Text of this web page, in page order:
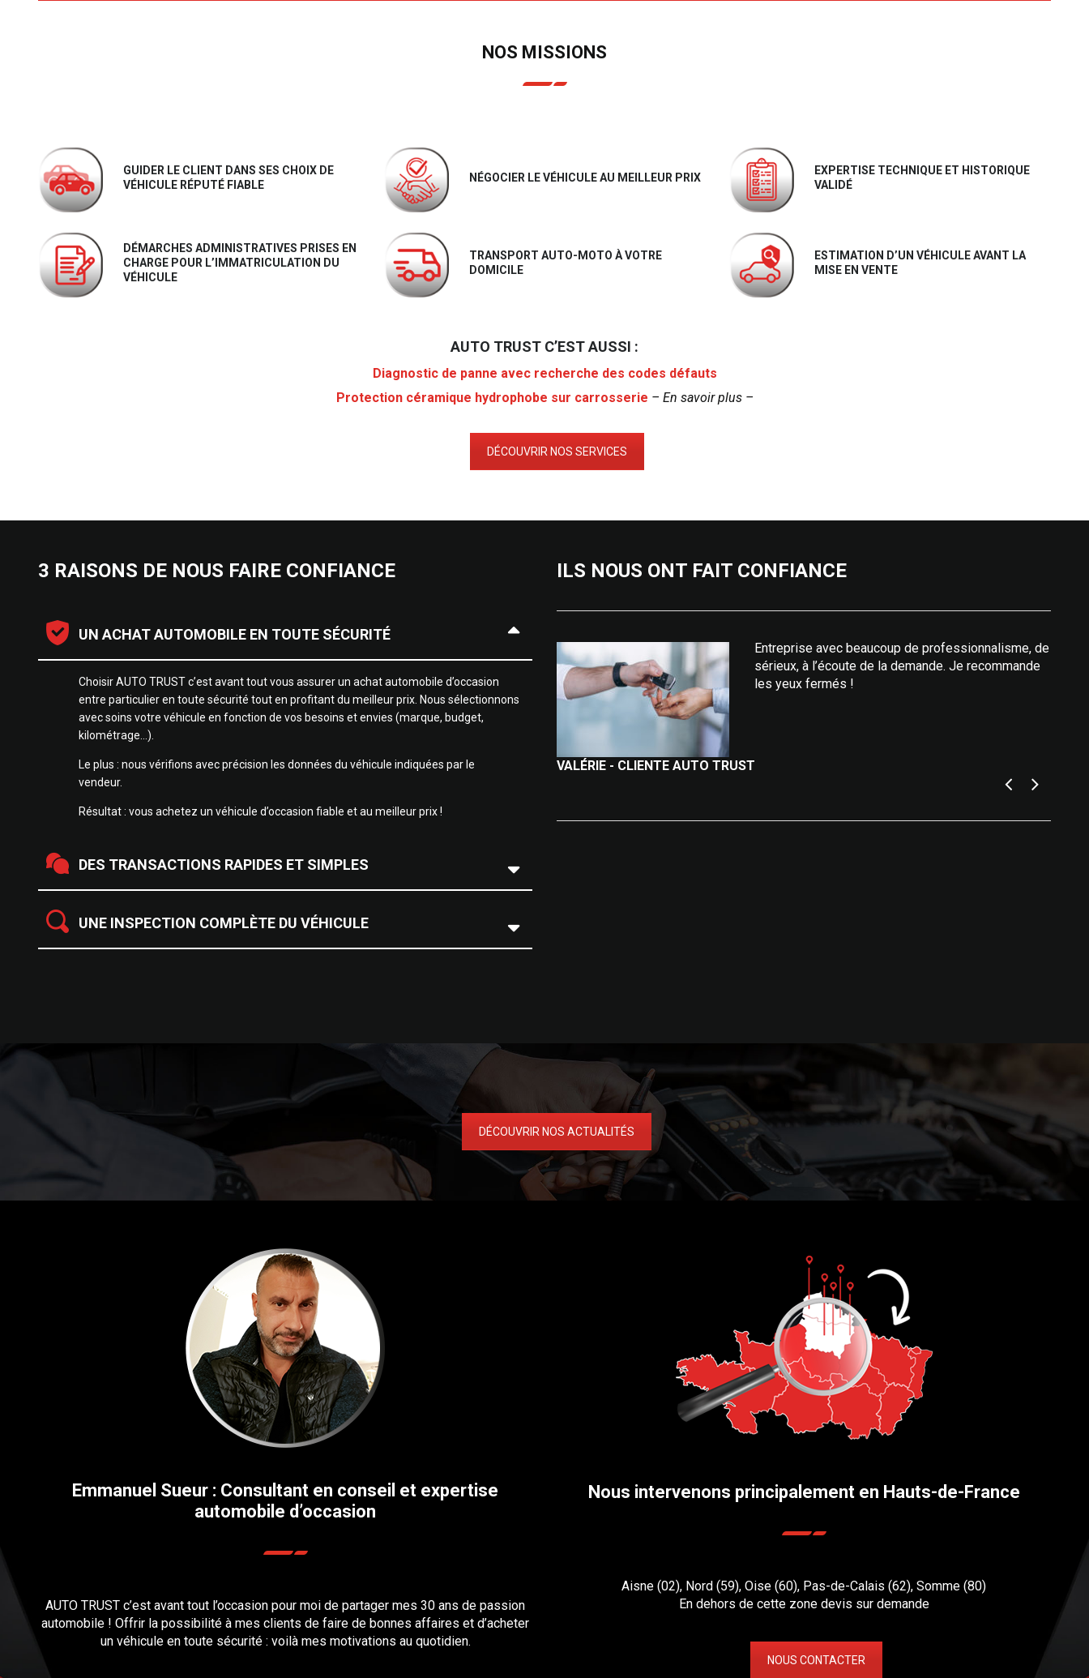
NOS MISSIONS
GUIDER LE CLIENT DANS SES CHOIX DE
VÉHICULE RÉPUTÉ FIABLE
NÉGOCIER LE VÉHICULE AU MEILLEUR PRIX
EXPERTISE TECHNIQUE ET HISTORIQUE
VALIDÉ
DÉMARCHES ADMINISTRATIVES PRISES EN
CHARGE POUR L’IMMATRICULATION DU
VÉHICULE
TRANSPORT AUTO-MOTO À VOTRE
DOMICILE
ESTIMATION D’UN VÉHICULE AVANT LA
MISE EN VENTE
AUTO TRUST C’EST AUSSI :
Diagnostic de panne avec recherche des codes défauts
Protection céramique hydrophobe sur carrosserie – En savoir plus –
DÉCOUVRIR NOS SERVICES
3 RAISONS DE NOUS FAIRE CONFIANCE
UN ACHAT AUTOMOBILE EN TOUTE SÉCURITÉ
Choisir AUTO TRUST c’est avant tout vous assurer un achat automobile d’occasion
entre particulier en toute sécurité tout en profitant du meilleur prix. Nous sélectionnons
avec soins votre véhicule en fonction de vos besoins et envies (marque, budget,
kilométrage…).
Le plus : nous vérifions avec précision les données du véhicule indiquées par le
vendeur.
Résultat : vous achetez un véhicule d’occasion fiable et au meilleur prix !
DES TRANSACTIONS RAPIDES ET SIMPLES
UNE INSPECTION COMPLÈTE DU VÉHICULE
ILS NOUS ONT FAIT CONFIANCE
plaisir d’acheter un nouveau véhicule en toute
confiance et sans risque.
Je recommande à 100% !
OPHÉLIE - CLIENTE AUTO TRUST
Entreprise avec beaucoup de professionnalisme, de
sérieux, à l’écoute de la demande. Je recommande
les yeux fermés !
VALÉRIE - CLIENTE AUTO TRUST
DÉCOUVRIR NOS ACTUALITÉS
Emmanuel Sueur : Consultant en conseil et expertise
automobile d’occasion
AUTO TRUST c’est avant tout l’occasion pour moi de partager mes 30 ans de passion
automobile ! Offrir la possibilité à mes clients de faire de bonnes affaires et d’acheter
un véhicule en toute sécurité : voilà mes motivations au quotidien.
Nous intervenons principalement en Hauts-de-France
Aisne (02), Nord (59), Oise (60), Pas-de-Calais (62), Somme (80)
En dehors de cette zone devis sur demande
NOUS CONTACTER